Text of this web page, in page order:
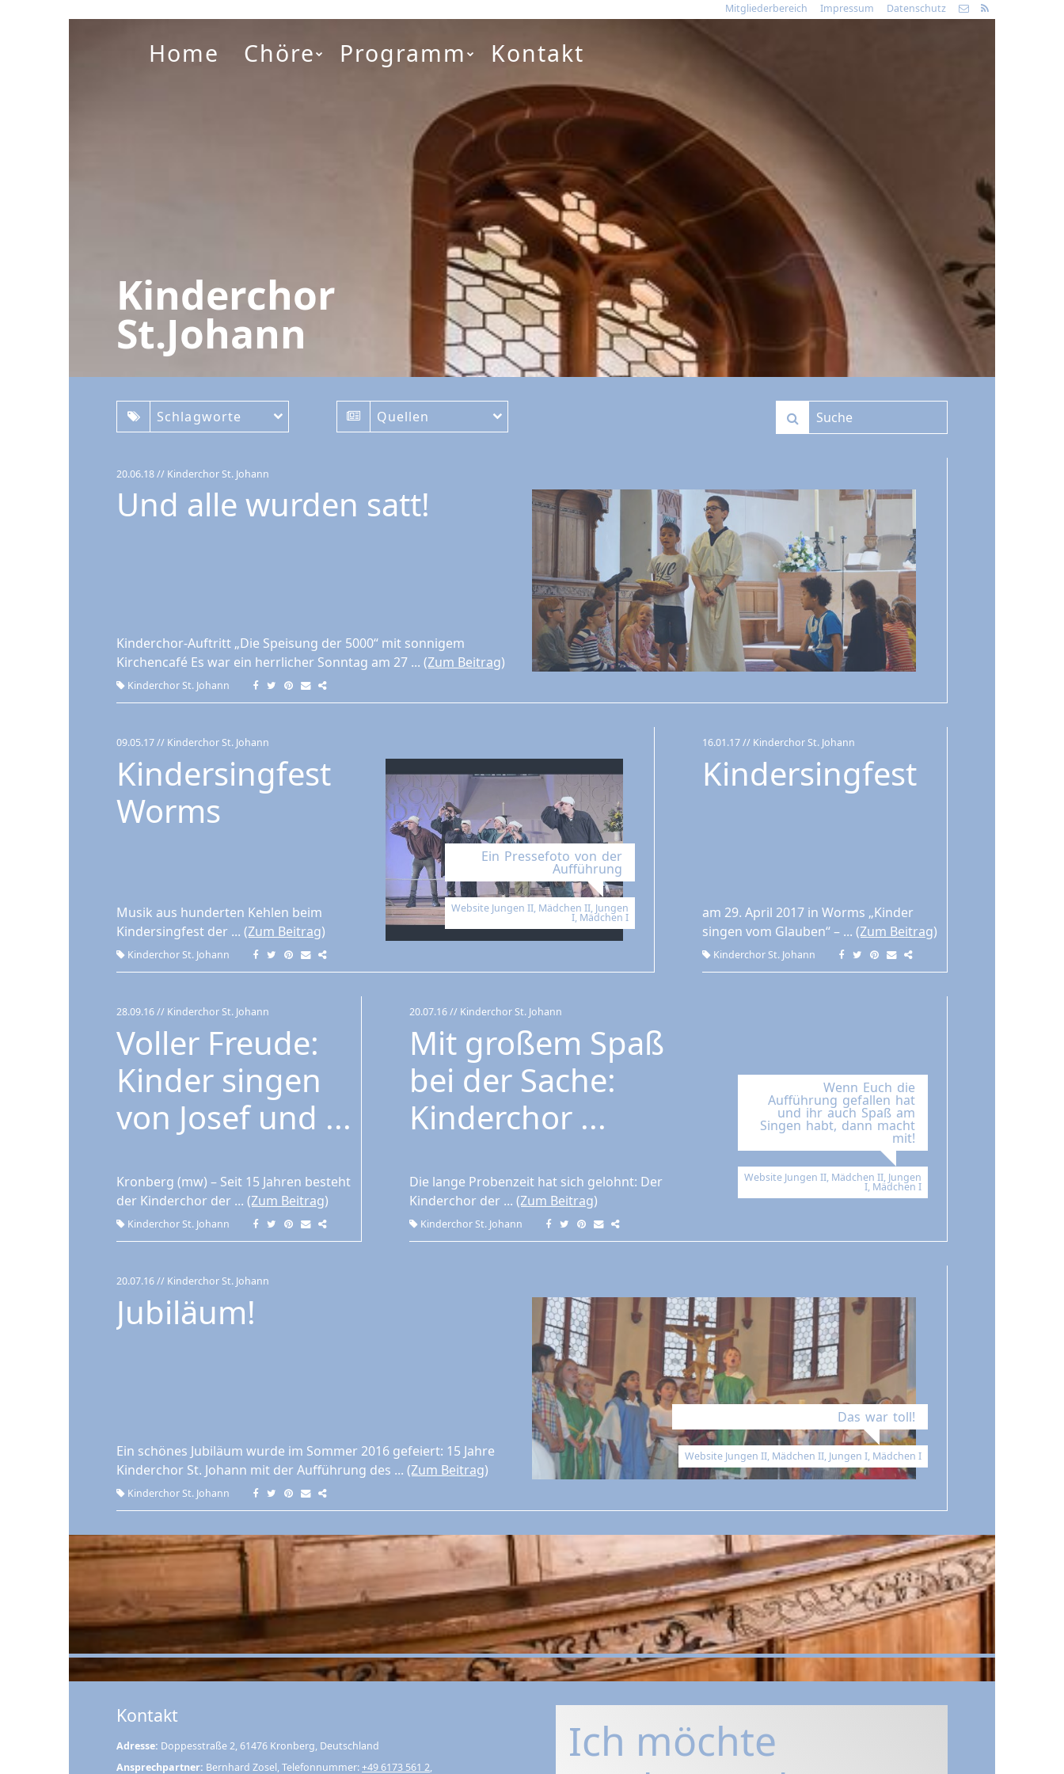
Mitgliederbereich Impressum Datenschutz
Kinderchor
St.Johann
Home Chöre Programm Kontakt
Schlagworte Quellen
20.06.18// Kinderchor St. Johann
Und alle wurden satt!
Kinderchor-Auftritt „Die Speisung der 5000“ mit sonnigem
Kirchencafé Es war ein herrlicher Sonntag am 27 ... (Zum Beitrag)
Kinderchor St. Johann
09.05.17// Kinderchor St. Johann
Kindersingfest
Worms
Ein Pressefoto von der
Aufführung
Website Jungen II, Mädchen II, Jungen
I, Mädchen I
Musik aus hunderten Kehlen beim
Kindersingfest der ... (Zum Beitrag)
Kinderchor St. Johann
16.01.17// Kinderchor St. Johann
Kindersingfest
am 29. April 2017 in Worms „Kinder
singen vom Glauben“ – ... (Zum Beitrag)
Kinderchor St. Johann
28.09.16// Kinderchor St. Johann
Voller Freude:
Kinder singen
von Josef und ...
Kronberg (mw) – Seit 15 Jahren besteht
der Kinderchor der ... (Zum Beitrag)
Kinderchor St. Johann
20.07.16// Kinderchor St. Johann
Mit großem Spaß
bei der Sache:
Kinderchor ...
Wenn Euch die
Aufführung gefallen hat
und ihr auch Spaß am
Singen habt, dann macht
mit!
Website Jungen II, Mädchen II, Jungen
I, Mädchen I
Die lange Probenzeit hat sich gelohnt: Der
Kinderchor der ... (Zum Beitrag)
Kinderchor St. Johann
20.07.16// Kinderchor St. Johann
Jubiläum!
Das war toll!
Website Jungen II, Mädchen II, Jungen I, Mädchen I
Ein schönes Jubiläum wurde im Sommer 2016 gefeiert: 15 Jahre
Kinderchor St. Johann mit der Aufführung des ... (Zum Beitrag)
Kinderchor St. Johann
Kontakt
Adresse: Doppesstraße 2, 61476 Kronberg, Deutschland
Ansprechpartner: Bernhard Zosel, Telefonnummer:+49 6173 561 2,
Ich möchte